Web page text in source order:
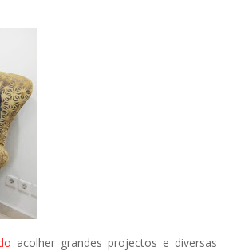
acolher grandes projectos e diversas